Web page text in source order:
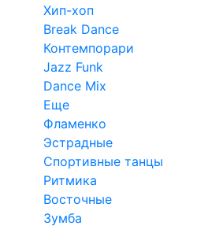
Хип-хоп
Break Dance
Контемпорари
Jazz Funk
Dance Mix
Еще
Фламенко
Эстрадные
Спортивные танцы
Ритмика
Восточные
Зумба